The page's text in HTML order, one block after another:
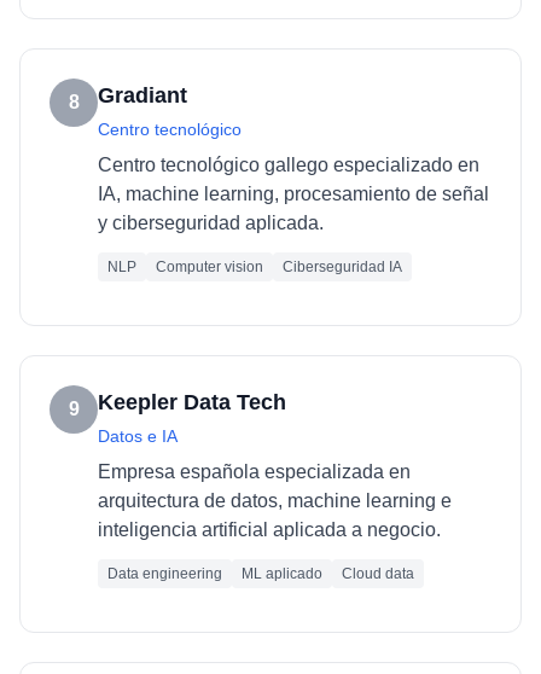
8 Gradiant
Centro tecnológico
Centro tecnológico gallego especializado en
IA, machine learning, procesamiento de señal
y ciberseguridad aplicada.
NLP Computer vision Ciberseguridad IA
9 Keepler Data Tech
Datos e IA
Empresa española especializada en
arquitectura de datos, machine learning e
inteligencia artificial aplicada a negocio.
Data engineering ML aplicado Cloud data